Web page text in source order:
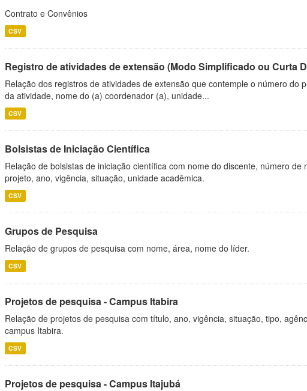
Contrato e Convênios
CSV
Registro de atividades de extensão (Modo Simplificado ou Curta
Relação dos registros de atividades de extensão que contemple o número do
da atividade, nome do (a) coordenador (a), unidade...
CSV
Bolsistas de Iniciação Científica
Relação de bolsistas de iniciação científica com nome do discente, número
projeto, ano, vigência, situação, unidade acadêmica.
CSV
Grupos de Pesquisa
Relação de grupos de pesquisa com nome, área, nome do líder.
CSV
Projetos de pesquisa - Campus Itabira
Relação de projetos de pesquisa com título, ano, vigência, situação, tipo,
campus Itabira.
CSV
Projetos de pesquisa - Campus Itajubá